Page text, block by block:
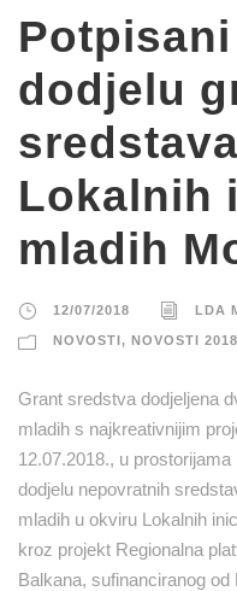
dodjelu
Lokalnih
mladih
12/07/2018 LDA
NOVOSTI, NOVOSTI 2018
Grant sredstva dodjeljena
mladih s najkreativnijim
12.07.2018., u
dodjelu nepovratnih
mladih u okviru Lokalnih
kroz projekt Regionalna
Balkana, sufinanciranog